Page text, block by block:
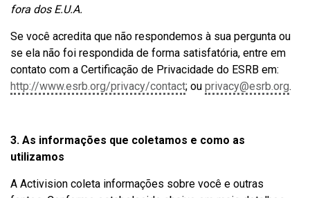
fora dos E.U.A.
Se você acredita que não respondemos à sua pergunta ou
se ela não foi respondida de forma satisfatória, entre em
contato com a Certificação de Privacidade do ESRB em:
http://www.esrb.org/privacy/contact; ou privacy@esrb.org.
3. As informações que coletamos e como as
utilizamos
A Activision coleta informações sobre você e outras